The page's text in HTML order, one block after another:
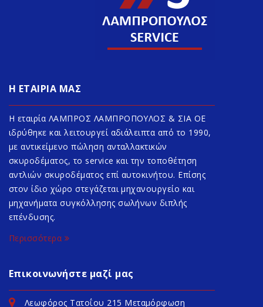
Η ΕΤΑΙΡΙΑ ΜΑΣ
Η εταιρία ΛΑΜΠΡΟΣ ΛΑΜΠΡΟΠΟΥΛΟΣ & ΣΙΑ ΟΕ
ιδρύθηκε και λειτουργεί αδιάλειπτα από το 1990,
με αντικείμενο πώληση ανταλλακτικών
σκυροδέματος, το service και την τοποθέτηση
αντλιών σκυροδέματος επί αυτοκινήτου. Επίσης
στον ίδιο χώρο στεγάζεται μηχανουργείο και
μηχανήματα συγκόλλησης σωλήνων διπλής
επένδυσης.
Περισσότερα
Επικοινωνήστε μαζί μας
Λεωφόρος Τατοΐου 215 Μεταμόρφωση